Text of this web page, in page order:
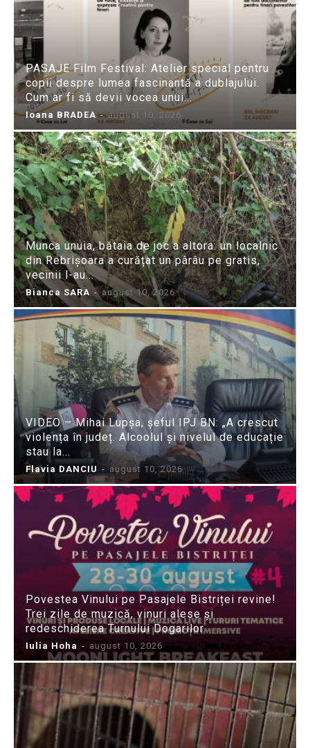
PASAJE Film Festival: Atelier special pentru
copii despre lumea fascinantă a dublajului.
Cum ar fi să devii vocea unui...
Ioana BRADEA - august 10, 2026
Munca unuia, bătaia de joc a altora: un localnic
din Rebrișoara a curățat un pârâu pe gratis,
vecinii l-au...
Bianca SARA - august 10, 2026
VIDEO – Mihai Lupșa, șeful IPJ BN: „A crescut
violența în județ. Alcoolul și nivelul de educație
stau la...
Flavia DANCIU - august 10, 2026
Povestea Vinului pe Pasajele Bistriței revine!
Trei zile de muzică, vinuri alese și
redeschiderea Turnului Dogarilor
Iulia Hoha - august 10, 2026